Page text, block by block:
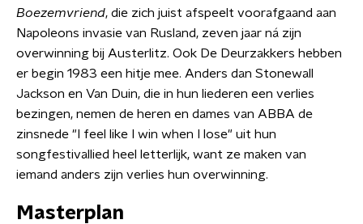
Boezemvriend, die zich juist afspeelt voorafgaand aan
Napoleons invasie van Rusland, zeven jaar ná zijn
overwinning bij Austerlitz. Ook De Deurzakkers hebben
er begin 1983 een hitje mee. Anders dan Stonewall
Jackson en Van Duin, die in hun liederen een verlies
bezingen, nemen de heren en dames van ABBA de
zinsnede "I feel like I win when I lose" uit hun
songfestivallied heel letterlijk, want ze maken van
iemand anders zijn verlies hun overwinning.
Masterplan